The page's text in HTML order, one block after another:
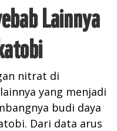
Lainnya
nitrat di
yang menjadi
budi daya
Dari data arus